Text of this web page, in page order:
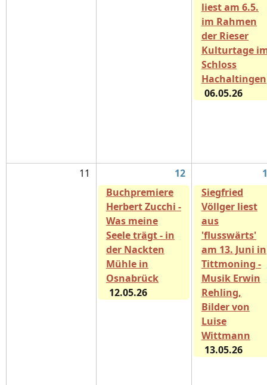
liest am 6.5.
im Rahmen
der Rieser
Kulturtage
Schloss
Hachaltingen
06.05.26
11 12
Buchpremiere
Herbert Zucchi -
Was meine
Seele trägt - in
der Nackten
Mühle in
Osnabrück
12.05.26
Siegfried
Völlger liest
aus
'flusswärts'
am 13. Juni in
Tittmoning -
Musik Erwin
Rehling,
Bilder von
Luise
Wittmann
13.05.26